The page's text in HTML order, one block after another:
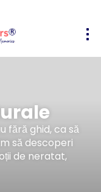
fără ghid, ca să
să descoperi
de neratat,